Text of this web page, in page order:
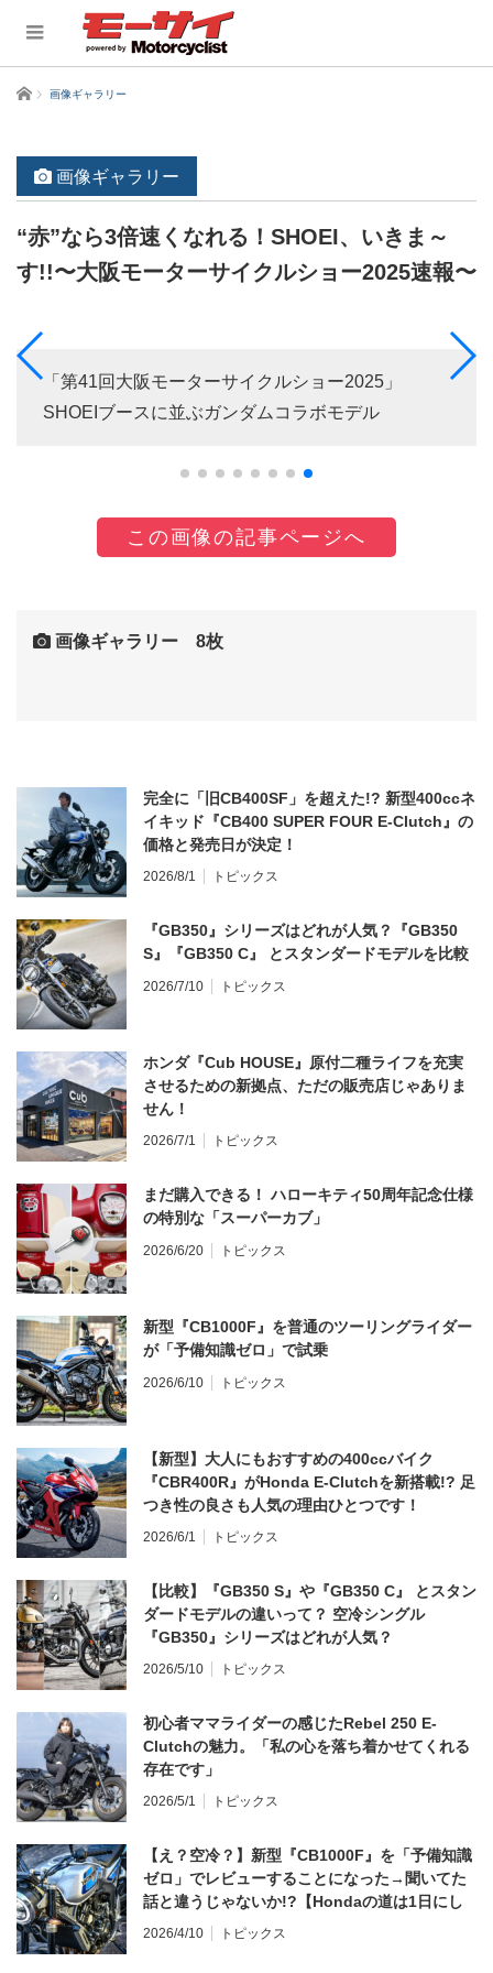
ホーム 画像ギャラリー
画像ギャラリー
“赤”なら3倍速くなれる！SHOEI、いきま～
す!!〜大阪モーターサイクルショー2025速報〜
「第41回大阪モーターサイクルショー2025」
SHOEIブースに並ぶガンダムコラボモデル
この画像の記事ページへ
画像ギャラリー 8枚
完全に「旧CB400SF」を超えた!? 新型400ccネ
イキッド『CB400 SUPER FOUR E-Clutch』の
価格と発売日が決定！
2026/8/1 トピックス
『GB350』シリーズはどれが人気？『GB350
S』『GB350 C』 とスタンダードモデルを比較
2026/7/10 トピックス
ホンダ『Cub HOUSE』原付二種ライフを充実
させるための新拠点、ただの販売店じゃありま
せん！
2026/7/1 トピックス
まだ購入できる！ ハローキティ50周年記念仕様
の特別な「スーパーカブ」
2026/6/20 トピックス
新型『CB1000F』を普通のツーリングライダー
が「予備知識ゼロ」で試乗
2026/6/10 トピックス
【新型】大人にもおすすめの400ccバイク
『CBR400R』がHonda E-Clutchを新搭載!? 足
つき性の良さも人気の理由ひとつです！
2026/6/1 トピックス
【比較】『GB350 S』や『GB350 C』 とスタン
ダードモデルの違いって？ 空冷シングル
『GB350』シリーズはどれが人気？
2026/5/10 トピックス
初心者ママライダーの感じたRebel 250 E-
Clutchの魅力。「私の心を落ち着かせてくれる
存在です」
2026/5/1 トピックス
【え？空冷？】新型『CB1000F』を「予備知識
ゼロ」でレビューすることになった→聞いてた
話と違うじゃないか!?【Hondaの道は1日にし
てならず／CB1000F ①第一印象 編】
2026/4/10 トピックス